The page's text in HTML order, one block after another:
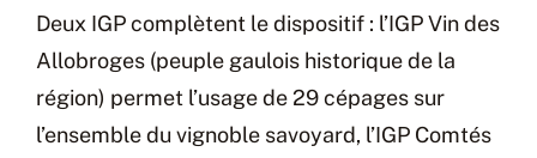
Deux IGP complètent le dispositif : l’IGP Vin des
Allobroges (peuple gaulois historique de la
région) permet l’usage de 29 cépages sur
l’ensemble du vignoble savoyard, l’IGP Comtés